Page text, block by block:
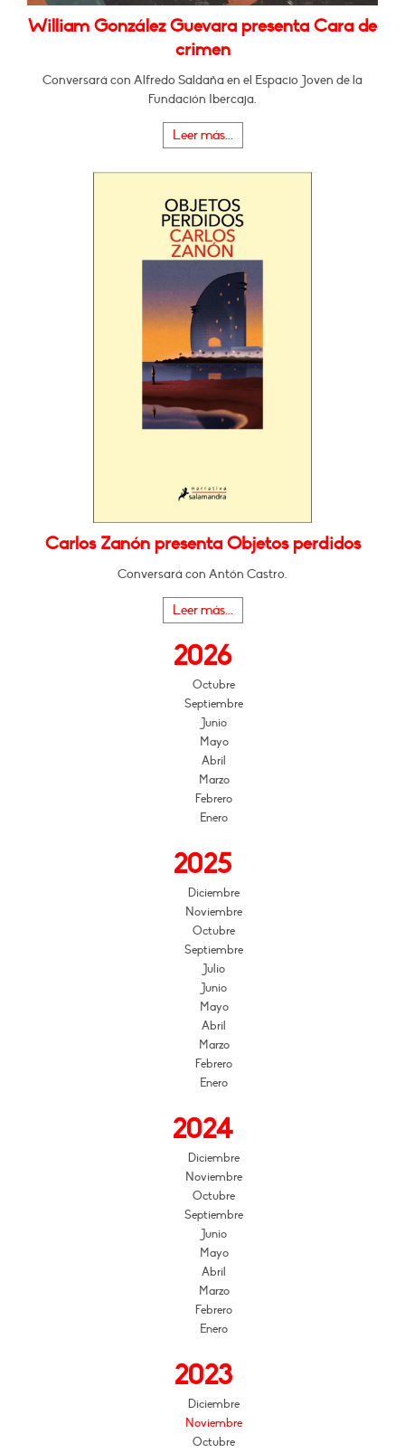
William González Guevara presenta Cara de
crimen
Conversará con Alfredo Saldaña en el Espacio Joven de la
Fundación Ibercaja.
Leer más...
Carlos Zanón presenta Objetos perdidos
Conversará con Antón Castro.
Leer más...
2026
Octubre
Septiembre
Junio
Mayo
Abril
Marzo
Febrero
Enero
2025
Diciembre
Noviembre
Octubre
Septiembre
Julio
Junio
Mayo
Abril
Marzo
Febrero
Enero
2024
Diciembre
Noviembre
Octubre
Septiembre
Junio
Mayo
Abril
Marzo
Febrero
Enero
2023
Diciembre
Noviembre
Octubre